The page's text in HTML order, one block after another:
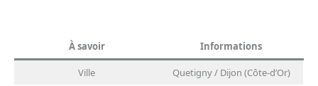
À savoir Informations
Ville
Quetigny / Dijon (Côte-d’Or)